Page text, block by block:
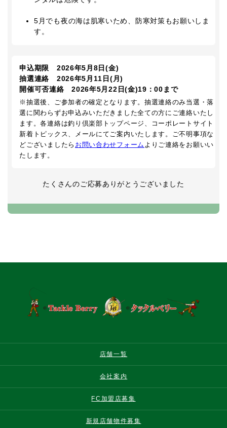
5月でも夜の海は肌寒いため、防寒対策もお願いしま
す。
申込期限 2026年5月8日(金)
抽選連絡 2026年5月11日(月)
開催可否連絡 2026年5月22日(金)19：00まで
※抽選後、ご参加者の確定となります。抽選連絡のみ当選・落
選に関わらずお申込みいただきました全ての方にご連絡いたし
ます。各連絡は釣り倶楽部トップページ、コーポレートサイト
新着トピックス、メールにてご案内いたします。ご不明事項な
どございましたら お問い合わせフォーム よりご連絡をお願いい
たします。
たくさんのご応募ありがとうございました
店舗一覧
会社案内
FC加盟店募集
新規店舗物件募集